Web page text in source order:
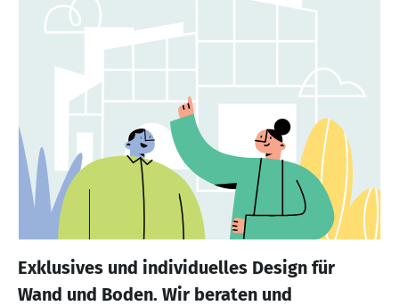
Exklusives und individuelles Design für
Wand und Boden. Wir beraten und